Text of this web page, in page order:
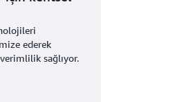
ederek
sağlıyor.